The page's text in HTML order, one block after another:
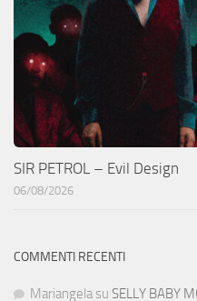
SIR PETROL – Evil Design
06/08/2026
COMMENTI RECENTI
Mariangela su SELLY BABY